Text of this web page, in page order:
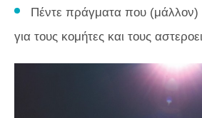
Πέντε πράγματα που (μάλλον)
για τους κομήτες και τους